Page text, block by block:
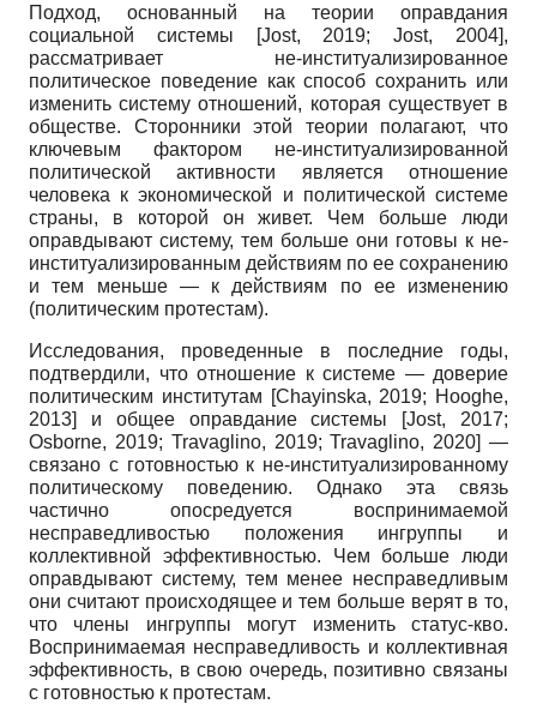
Подход, основанный на теории оправдания
социальной системы
[Jost, 2019;Jost, 2004],
рассматривает не-институализированное
политическое поведение как способ сохранить или
изменить систему отношений, которая существует в
обществе. Сторонники этой теории полагают, что
ключевым фактором не-институализированной
политической активности является отношение
человека к экономической и политической системе
страны, в которой он живет. Чем больше люди
оправдывают систему, тем больше они готовы к не-
институализированным действиям по ее сохранению
и тем меньше — к действиям по ее изменению
(политическим протестам).
Исследования, проведенные в последние годы,
подтвердили, что отношение к системе — доверие
политическим институтам [Chayinska, 2019; Hooghe,
2013] и общее оправдание системы [Jost, 2017;
Osborne, 2019; Travaglino, 2019;Travaglino, 2020] —
связано с готовностью к не-институализированному
политическому поведению. Однако эта связь
частично опосредуется воспринимаемой
несправедливостью положения ингруппы и
коллективной эффективностью. Чем больше люди
оправдывают систему, тем менее несправедливым
они считают происходящее и тем больше верят в то,
что члены ингруппы могут изменить статус-кво.
Воспринимаемая несправедливость и коллективная
эффективность, в свою очередь, позитивно связаны
с готовностью к протестам.